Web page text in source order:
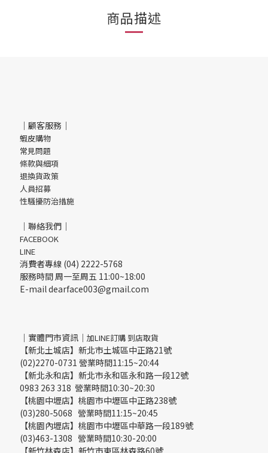
商品描述
｜顧客服務｜
蝦皮購物
常見問題
條款與細項
退換貨政策
人員招募
性騷擾防治措施
｜聯絡我們｜
FACEBOOK
LINE
消費者專線 (04) 2222-5768
服務時間 周一至周五 11:00~18:00
E-mail dearface003@gmail.com
｜實體門市資訊｜ 加LINE訂購 到店取貨
【新北土城店】新北市土城區中正路21號
(02)2270-0731 營業時間11:15~20:44
【新北永和店】新北市永和區永和路一段12號
0983 263 318 營業時間10:30~20:30
【桃園中壢店】桃園市中壢區中正路238號
(03)280-5068 營業時間11:15~20:45
【桃園內壢店】桃園市中壢區中華路一段189號
(03)463-1308 營業時間10:30-20:00
【新竹林森店】新竹市東區林森路60號